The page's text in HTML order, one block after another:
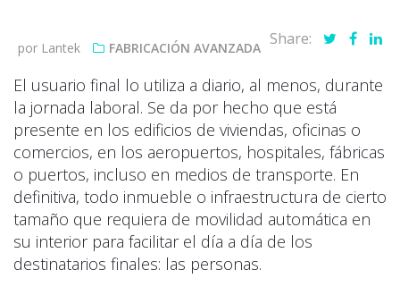
por Lantek FABRICACIÓN AVANZADA Share:
El usuario final lo utiliza a diario, al menos, durante
la jornada laboral. Se da por hecho que está
presente en los edificios de viviendas, oficinas o
comercios, en los aeropuertos, hospitales, fábricas
o puertos, incluso en medios de transporte. En
definitiva, todo inmueble o infraestructura de cierto
tamaño que requiera de movilidad automática en
su interior para facilitar el día a día de los
destinatarios finales: las personas.